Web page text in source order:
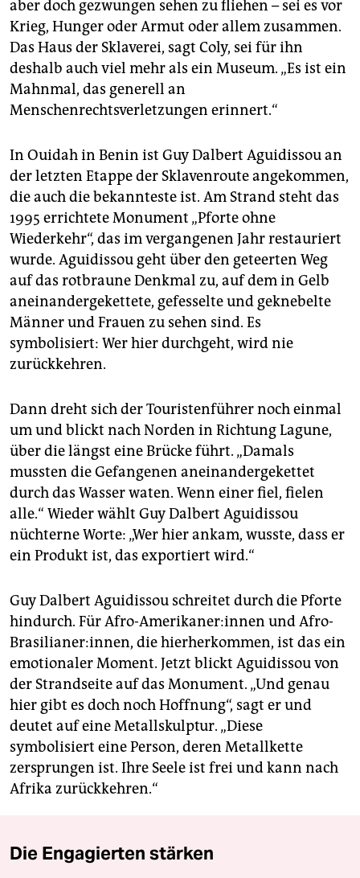
aber doch gezwungen sehen zu fliehen – sei es vor
Krieg, Hunger oder Armut oder allem zusammen.
Das Haus der Sklaverei, sagt Coly, sei für ihn
deshalb auch viel mehr als ein Museum. „Es ist ein
Mahnmal, das generell an
Menschenrechtsverletzungen erinnert.“
In Ouidah in Benin ist Guy Dalbert Aguidissou an
der letzten Etappe der Sklavenroute angekommen,
die auch die bekannteste ist. Am Strand steht das
1995 errichtete Monument „Pforte ohne
Wiederkehr“, das im vergangenen Jahr restauriert
wurde. Aguidissou geht über den geteerten Weg
auf das rotbraune Denkmal zu, auf dem in Gelb
aneinandergekettete, gefesselte und geknebelte
Männer und Frauen zu sehen sind. Es
symbolisiert: Wer hier durchgeht, wird nie
zurückkehren.
Dann dreht sich der Touristenführer noch einmal
um und blickt nach Norden in Richtung Lagune,
über die längst eine Brücke führt. „Damals
mussten die Gefangenen aneinandergekettet
durch das Wasser waten. Wenn einer fiel, fielen
alle.“ Wieder wählt Guy Dalbert Aguidissou
nüchterne Worte: „Wer hier ankam, wusste, dass er
ein Produkt ist, das exportiert wird.“
Guy Dalbert Aguidissou schreitet durch die Pforte
hindurch. Für Afro-Amerikaner:innen und Afro-
Brasilianer:innen, die hierherkommen, ist das ein
emotionaler Moment. Jetzt blickt Aguidissou von
der Strandseite auf das Monument. „Und genau
hier gibt es doch noch Hoffnung“, sagt er und
deutet auf eine Metallskulptur. „Diese
symbolisiert eine Person, deren Metallkette
zersprungen ist. Ihre Seele ist frei und kann nach
Afrika zurückkehren.“
Die Engagierten stärken